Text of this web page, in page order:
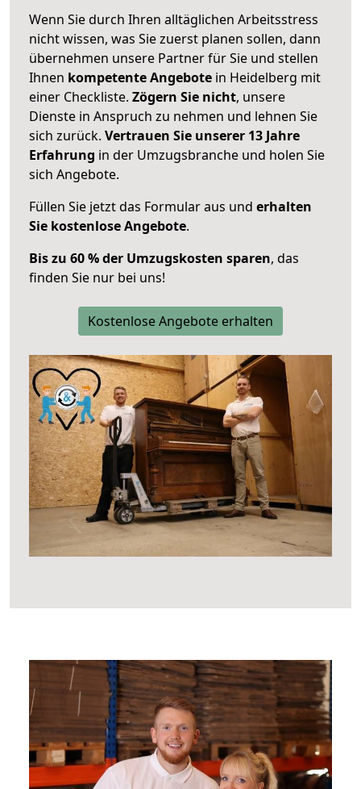
Wenn Sie durch Ihren alltäglichen Arbeitsstress
nicht wissen, was Sie zuerst planen sollen, dann
übernehmen unsere Partner für Sie und stellen
Ihnen kompetente Angebote in Heidelberg mit
einer Checkliste. Zögern Sie nicht, unsere
Dienste in Anspruch zu nehmen und lehnen Sie
sich zurück. Vertrauen Sie unserer 13 Jahre
Erfahrung in der Umzugsbranche und holen Sie
sich Angebote.
Füllen Sie jetzt das Formular aus und erhalten
Sie kostenlose Angebote.
Bis zu 60 % der Umzugskosten sparen, das
finden Sie nur bei uns!
Kostenlose Angebote erhalten